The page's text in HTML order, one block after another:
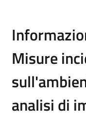
Misure
analisi di